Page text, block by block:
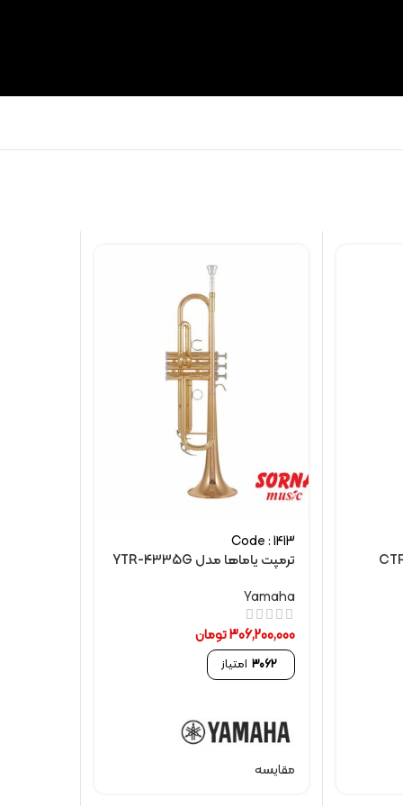
Code : 1413
ترمپت یاماها مدل YTR-4335G
Yamaha
306,200,000تومان
3062 امتیاز
مقایسه